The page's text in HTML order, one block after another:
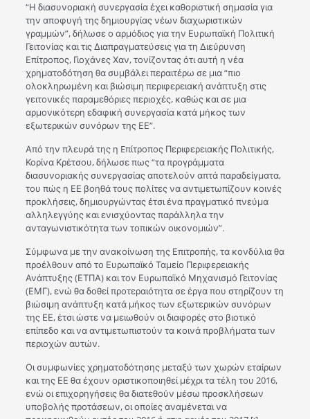
“Η διασυνοριακή συνεργασία έχει καθοριστική σημασία για
την αποφυγή της δημιουργίας νέων διαχωριστικών
γραμμών”, δήλωσε ο αρμόδιος για την Ευρωπαϊκή Πολιτική
Γειτονίας και τις Διαπραγματεύσεις για τη Διεύρυνση
Επίτροπος, Γιοχάνες Χαν, τονίζοντας ότι αυτή η νέα
χρηματοδότηση θα συμβάλει περαιτέρω σε μια “πιο
ολοκληρωμένη και βιώσιμη περιφερειακή ανάπτυξη στις
γειτονικές παραμεθόριες περιοχές, καθώς και σε μια
αρμονικότερη εδαφική συνεργασία κατά μήκος των
εξωτερικών συνόρων της ΕΕ”.
Από την πλευρά της η Eπίτροπος Περιφερειακής Πολιτικής,
Κορίνα Κρέτσου, δήλωσε πως “τα προγράμματα
διασυνοριακής συνεργασίας αποτελούν απτά παραδείγματα,
του πώς η ΕΕ βοηθά τους πολίτες να αντιμετωπίζουν κοινές
προκλήσεις, δημιουργώντας έτσι ένα πραγματικό πνεύμα
αλληλεγγύης και ενισχύοντας παράλληλα την
ανταγωνιστικότητα των τοπικών οικονομιών”.
Σύμφωνα με την ανακοίνωση της Επιτροπής, τα κονδύλια θα
προέλθουν από το Ευρωπαϊκό Ταμείο Περιφερειακής
Ανάπτυξης (ΕΤΠΑ) και τον Ευρωπαϊκό Μηχανισμό Γειτονίας
(ΕΜΓ), ενώ θα δοθεί προτεραιότητα σε έργα που στηρίζουν τη
βιώσιμη ανάπτυξη κατά μήκος των εξωτερικών συνόρων
της ΕΕ, έτσι ώστε να μειωθούν οι διαφορές στο βιοτικό
επίπεδο και να αντιμετωπιστούν τα κοινά προβλήματα των
περιοχών αυτών.
Οι συμφωνίες χρηματοδότησης μεταξύ των χωρών εταίρων
και της ΕΕ θα έχουν οριστικοποιηθεί μέχρι τα τέλη του 2016,
ενώ οι επιχορηγήσεις θα διατεθούν μέσω προσκλήσεων
υποβολής προτάσεων, οι οποίες αναμένεται να